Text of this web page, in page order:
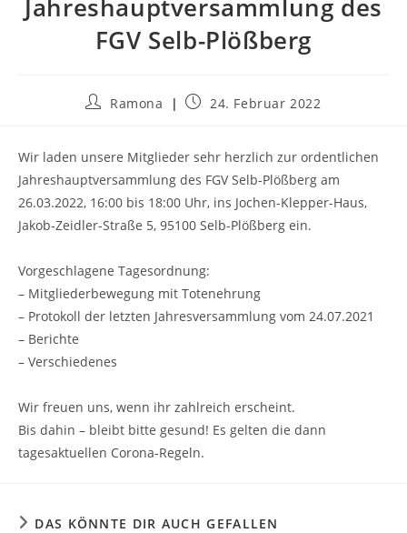
Jahreshauptversammlung des
FGV Selb-Plößberg
Beitrags-
Ramona
Beitrag24. Februar 2022
Wir laden unsere Mitglieder sehr herzlich zur ordentlichen
Jahreshauptversammlung des FGV Selb-Plößberg am
26.03.2022, 16:00 bis 18:00 Uhr, ins Jochen-Klepper-Haus,
Jakob-Zeidler-Straße 5, 95100 Selb-Plößberg ein.
Vorgeschlagene Tagesordnung:
– Mitgliederbewegung mit Totenehrung
– Protokoll der letzten Jahresversammlung vom 24.07.2021
– Berichte
– Verschiedenes
Wir freuen uns, wenn ihr zahlreich erscheint.
Bis dahin – bleibt bitte gesund! Es gelten die dann
tagesaktuellen Corona-Regeln.
DAS KÖNNTE DIR AUCH GEFALLEN